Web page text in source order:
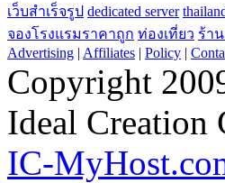
เว็บสำเร็จรูป dedicated server
จองโรงแรมราคาถูก ท่องเที่ยว ร้า
Advertising | Affiliates | Policy |
Copyright
Ideal Creation
IC-